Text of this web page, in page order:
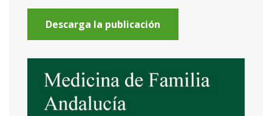
Descarga la publicación